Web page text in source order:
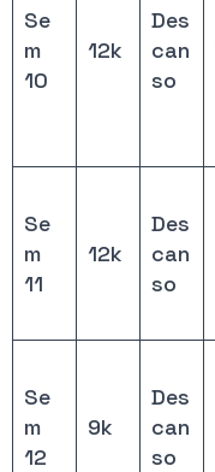
Se
m
10
12k
Des
can
so
Se
m
11
12k
Des
can
so
Se
m
12
9k
Des
can
so